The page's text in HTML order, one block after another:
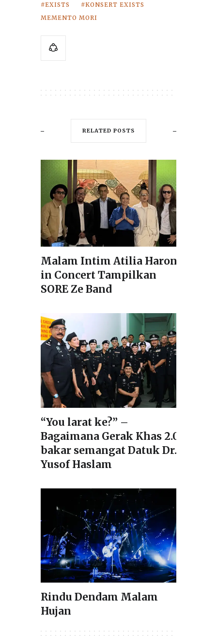
EXISTS
KONSERT EXISTS
MEMENTO MORI
RELATED POSTS
Malam Intim Atilia Haron
in Concert Tampilkan
SORE Ze Band
“You larat ke?” –
Bagaimana Gerak Khas 2.0
bakar semangat Datuk Dr.
Yusof Haslam
Rindu Dendam Malam
Hujan